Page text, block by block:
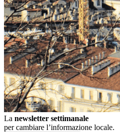
La newsletter settimanale
per cambiare l’informazione locale.